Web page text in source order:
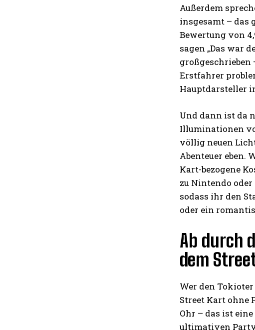
Außerdem
insgesamt – das
Bewertung von
sagen „Das war
großgeschrieben
Erstfahrer
Hauptdarsteller
Und dann ist da
Illuminationen
völlig neuen
Abenteuer eben.
Kart-bezogene
zu Nintendo
sodass ihr den
oder ein
Ab durch
dem
Wer den
Street Kart ohne
Ohr – das ist
ultimativen